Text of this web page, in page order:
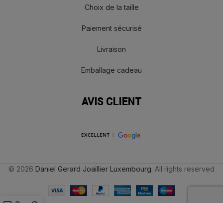
Choix de la taille
Paiement sécurisé
Livraison
Emballage cadeau
AVIS CLIENT
© 2026 Daniel Gerard Joaillier Luxembourg. All rights reserved